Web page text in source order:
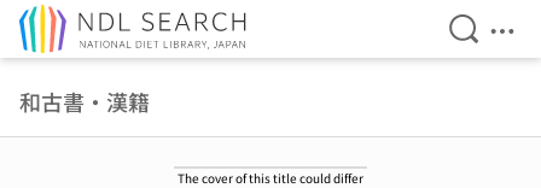
Open
和古書・漢籍
The cover of this title could differ